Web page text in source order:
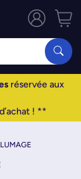
réservée aux
! **